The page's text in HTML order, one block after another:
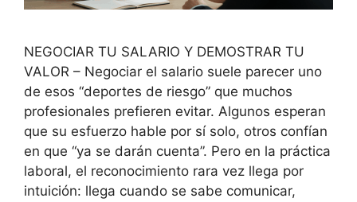
NEGOCIAR TU SALARIO Y DEMOSTRAR TU
VALOR – Negociar el salario suele parecer uno
de esos “deportes de riesgo” que muchos
profesionales prefieren evitar. Algunos esperan
que su esfuerzo hable por sí solo, otros confían
en que “ya se darán cuenta”. Pero en la práctica
laboral, el reconocimiento rara vez llega por
intuición: llega cuando se sabe comunicar,